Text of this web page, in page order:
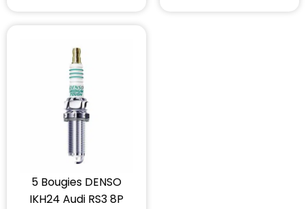
5 Bougies DENSO
IKH24 Audi RS3 8P